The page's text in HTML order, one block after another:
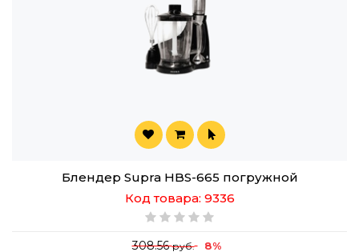
Блендер Supra HBS-665 погружной
Код товара: 9336
308.56руб. 8%